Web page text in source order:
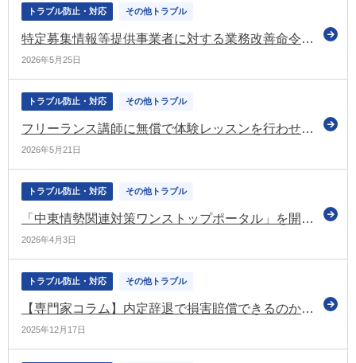
トラブル防止・対応 その他トラブル
特定募集情報等提供事業者に対する業務改善命令（厚労省）
2026年5月25日
トラブル防止・対応 その他トラブル
フリーランス講師に無償で体験レッスンを行わせた事案 フリーランス・事業者間取引適正化等法に基づき勧告（経産省）
2026年5月21日
トラブル防止・対応 その他トラブル
「中東情勢関連対策ワンストップポータル」を開設（厚労省）
2026年4月3日
トラブル防止・対応 その他トラブル
【専門家コラム】内定辞退で損害賠償できるのか？企業側の法的リスクと現実的な対処法
2025年12月17日